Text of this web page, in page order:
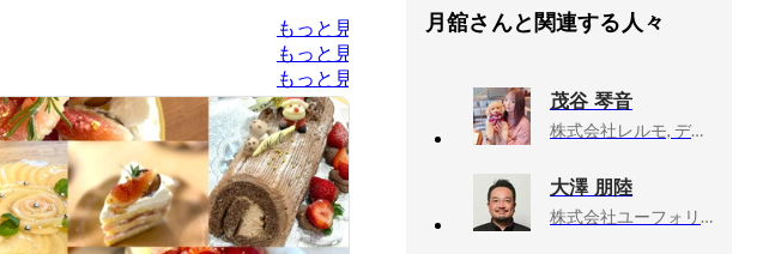
もっと見る
もっと見る
もっと見る
月舘さんと関連する人々
茂谷 琴音
株式会社レルモ, デジタルクリエイティブ・マーケティング事業部
大澤 朋陸
株式会社ユーフォリア, エグゼクティブ・ディレクター